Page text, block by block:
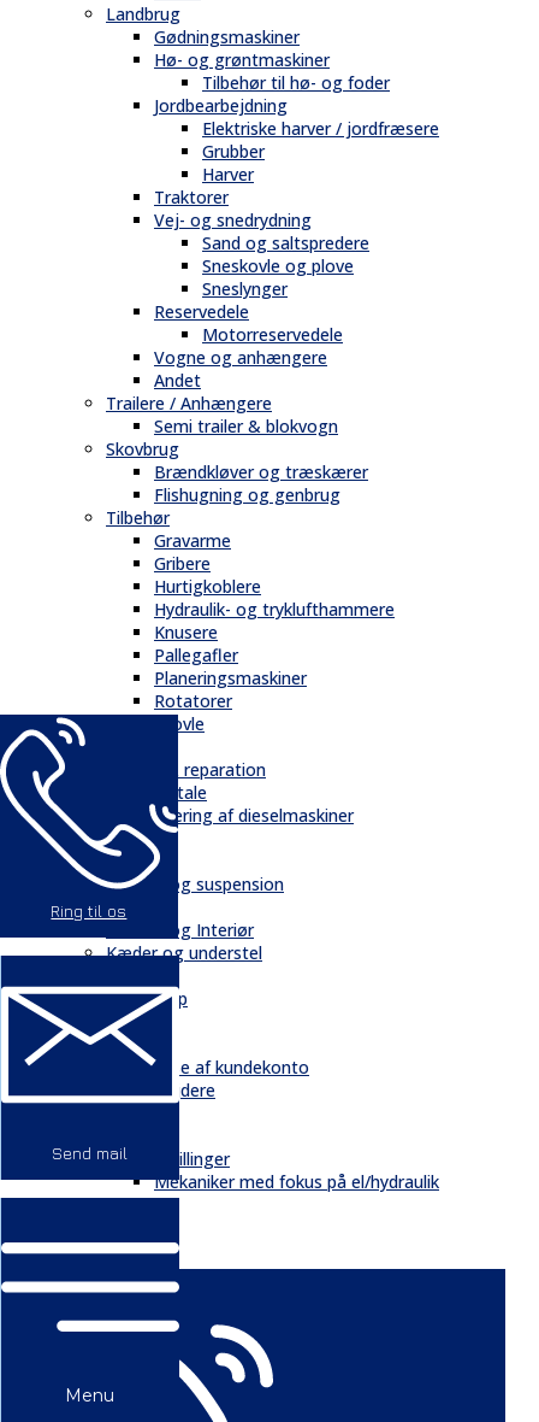
Ring til os
Send mail
Menu
Landbrug
Gødningsmaskiner
Hø- og grøntmaskiner
Tilbehør til hø- og foder
Jordbearbejdning
Elektriske harver / jordfræsere
Grubber
Harver
Traktorer
Vej- og snedrydning
Sand og saltspredere
Sneskovle og plove
Sneslynger
Reservedele
Motorreservedele
Vogne og anhængere
Andet
Trailere / Anhængere
Semi trailer & blokvogn
Skovbrug
Brændkløver og træskærer
Flishugning og genbrug
Tilbehør
Gravarme
Gribere
Hurtigkoblere
Hydraulik- og tryklufthammere
Knusere
Pallegafler
Planeringsmaskiner
Rotatorer
Skovle
Service
Service & reparation
Serviceaftale
Elektrificering af dieselmaskiner
Reservedele
Bånd
Chassis og suspension
Hydraulik
Kabiner og Interiør
Kæder og understel
Quickshop
Kontakt & Om
Kontakt
Oprettelse af kundekonto
Medarbejdere
Ledige stillinger
Mekaniker med fokus på el/hydraulik
GDPR